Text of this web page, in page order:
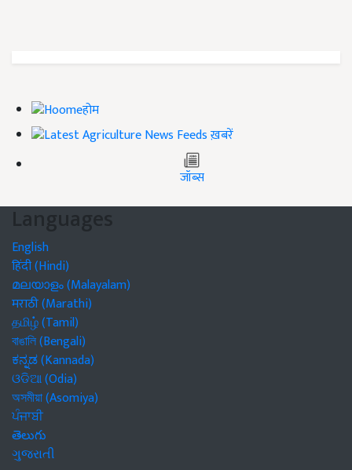
होम
ख़बरें
जॉब्स
Languages
English
हिंदी (Hindi)
മലയാളം (Malayalam)
मराठी (Marathi)
தமிழ் (Tamil)
বাঙালি (Bengali)
ಕನ್ನಡ (Kannada)
ଓଡିଆ (Odia)
অসমীয়া (Asomiya)
ਪੰਜਾਬੀ
తెలుగు
ગુજરાતી